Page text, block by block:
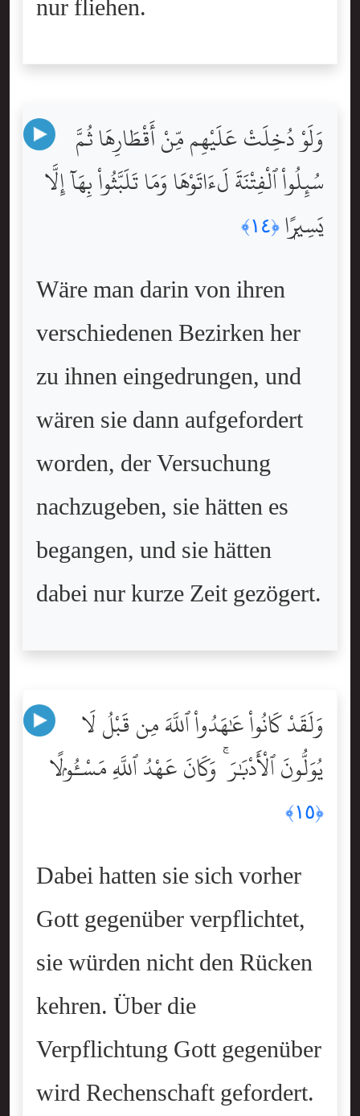
وَلَوْ دُخِلَتْ عَلَيْهِم مِّنْ أَقْطَارِهَا ثُمَّ
سُئِلُواْ ٱلْفِتْنَةَ لَءَاتَوْهَا وَمَا تَلَبَّثُواْ بِهَآ إِلَّا
يَسِيرًۭا ﴿١٤﴾
Wäre man darin von ihren
verschiedenen Bezirken her
zu ihnen eingedrungen, und
wären sie dann aufgefordert
worden, der Versuchung
nachzugeben, sie hätten es
begangen, und sie hätten
dabei nur kurze Zeit gezögert.
وَلَقَدْ كَانُواْ عَٰهَدُواْ ٱللَّهَ مِن قَبْلُ لَا
يُوَلُّونَ ٱلْأَدْبَٰرَ ۚ وَكَانَ عَهْدُ ٱللَّهِ مَسْـُٔولًۭا
﴿١٥﴾
Dabei hatten sie sich vorher
Gott gegenüber verpflichtet,
sie würden nicht den Rücken
kehren. Über die
Verpflichtung Gott gegenüber
wird Rechenschaft gefordert.